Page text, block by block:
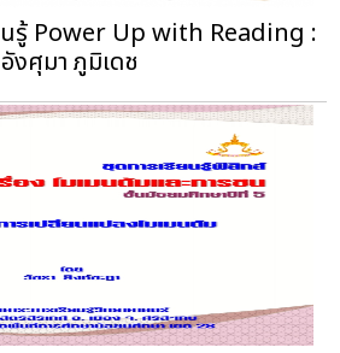
นรู้ Power Up with Reading :
อังศุมา ภูมิเดช